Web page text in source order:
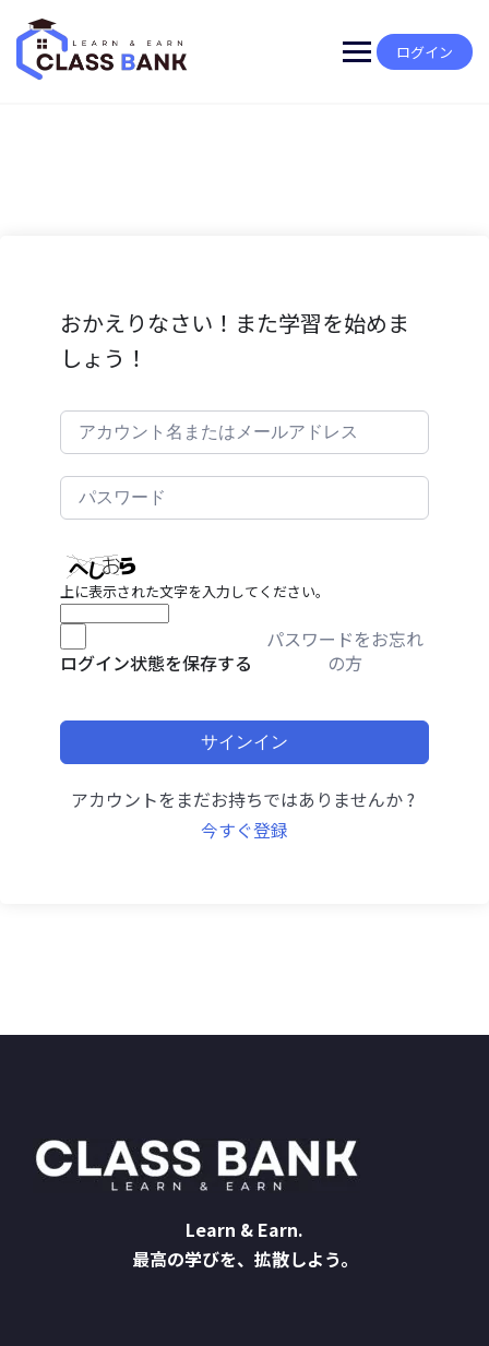
content
ログイン
おかえりなさい！また学習を始めま
しょう！
上に表示された文字を入力してください。
ログイン状態を保存する
パスワードをお忘れ
の方
サインイン
アカウントをまだお持ちではありませんか ?
今すぐ登録
Learn & Earn.
最高の学びを、拡散しよう。